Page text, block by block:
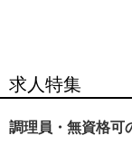
求人特集
調理員・無資格可